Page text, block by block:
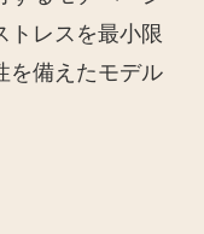
トレスを最小限
を備えたモデル